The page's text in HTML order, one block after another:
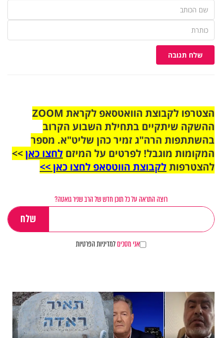
שלח תגובה
הצטרפו לקבוצת הוואטסאפ לקראת ZOOM
ההשקה שיתקיים בתחילת השבוע הקרוב
בהשתתפות הרה"ג זמיר כהן שליט"א. מספר
המקומות מוגבל! לפרטים על המיזם לחצו כאן>>
להצטרפותלקבוצת הווטסאפ לחצו כאן >>
רוצה התראה על כל תוכן חדש של הרב שניר גואטה?
אני מסכיםלמדיניות הפרטיות